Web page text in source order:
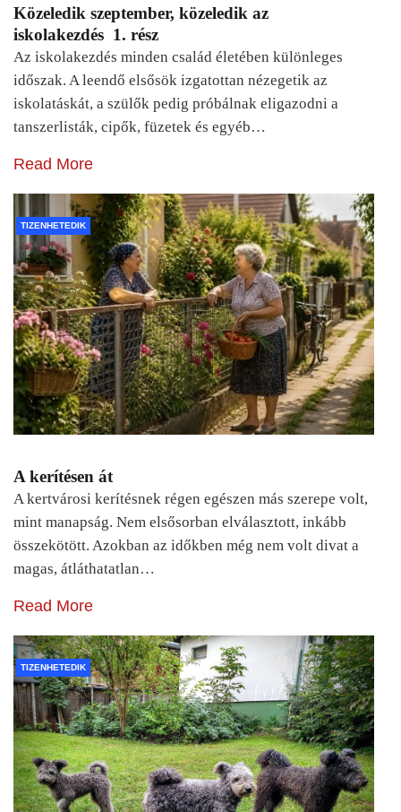
Közeledik szeptember, közeledik az
iskolakezdés 1. rész
Az iskolakezdés minden család életében különleges
időszak. A leendő elsősök izgatottan nézegetik az
iskolatáskát, a szülők pedig próbálnak eligazodni a
tanszerlisták, cipők, füzetek és egyéb…
Read More
TIZENHETEDIK
A kerítésen át
A kertvárosi kerítésnek régen egészen más szerepe volt,
mint manapság. Nem elsősorban elválasztott, inkább
összekötött. Azokban az időkben még nem volt divat a
magas, átláthatatlan…
Read More
TIZENHETEDIK